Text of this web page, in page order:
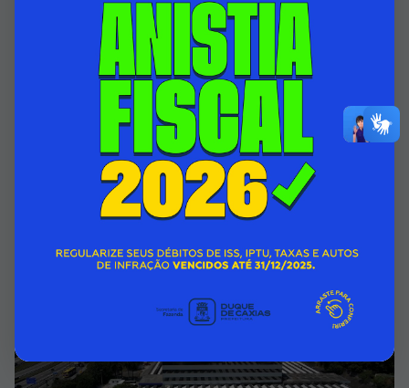
VISÃO CAXIENSE FAZ ENTREGA DE 1.300
ÓCULOS GRATUITOS PARA PACIENTES
OFTALMOLÓGICOS
05/08/2026 00:00SECRETARIA MUNICIPAL DE SAÚDE
Acessar Notícia